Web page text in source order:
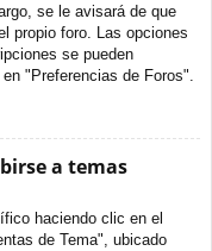
se le avisará de que
propio foro. Las opciones
se pueden
"Preferencias de Foros".
a temas
haciendo clic en el
de Tema", ubicado